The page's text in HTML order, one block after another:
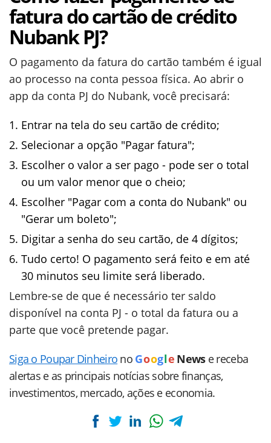
fatura do cartão de crédito
Nubank PJ?
O pagamento da fatura do cartão também é igual
ao processo na conta pessoa física. Ao abrir o
app da conta PJ do Nubank, você precisará:
Entrar na tela do seu cartão de crédito;
Selecionar a opção "Pagar fatura";
Escolher o valor a ser pago - pode ser o total
ou um valor menor que o cheio;
Escolher "Pagar com a conta do Nubank" ou
"Gerar um boleto";
Digitar a senha do seu cartão, de 4 dígitos;
Tudo certo! O pagamento será feito e em até
30 minutos seu limite será liberado.
Lembre-se de que é necessário ter saldo
disponível na conta PJ - o total da fatura ou a
parte que você pretende pagar.
Siga o Poupar Dinheiro no Goog le News e receba
alertas e as principais notícias sobre finanças,
investimentos, mercado, ações e economia.